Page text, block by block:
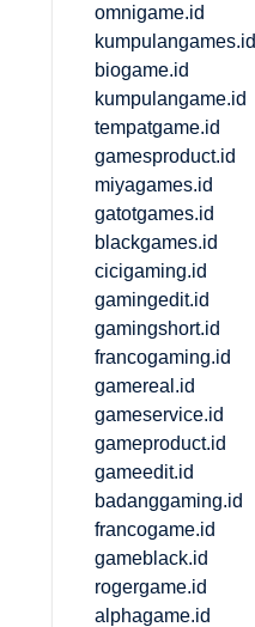
omnigame.id
kumpulangames.id
biogame.id
kumpulangame.id
tempatgame.id
gamesproduct.id
miyagames.id
gatotgames.id
blackgames.id
cicigaming.id
gamingedit.id
gamingshort.id
francogaming.id
gamereal.id
gameservice.id
gameproduct.id
gameedit.id
badanggaming.id
francogame.id
gameblack.id
rogergame.id
alphagame.id